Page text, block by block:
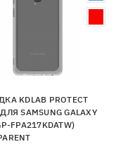
KDLAB PROTECT
SAMSUNG GALAXY
FPA217KDATW)